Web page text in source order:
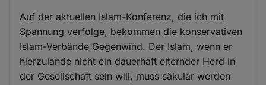
Auf der aktuellen Islam-Konferenz, die ich mit
Spannung verfolge, bekommen die konservativen
Islam-Verbände Gegenwind. Der Islam, wenn er
hierzulande nicht ein dauerhaft eiternder Herd in
der Gesellschaft sein will, muss säkular werden